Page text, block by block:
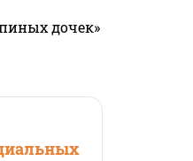
дочек»